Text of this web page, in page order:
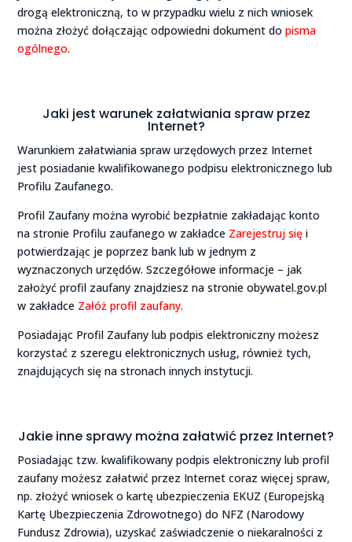
drogą elektroniczną, to w przypadku wielu z nich wniosek
można złożyć dołączając odpowiedni dokument dopisma
ogólnego.
Jaki jest warunek załatwiania spraw przez
Internet?
Warunkiem załatwiania spraw urzędowych przez Internet
jest posiadanie kwalifikowanego podpisu elektronicznego lub
Profilu Zaufanego.
Profil Zaufany można wyrobić bezpłatnie zakładając konto
na stronie Profilu zaufanego w zakładce Zarejestruj się i
potwierdzając je poprzez bank lub w jednym z
wyznaczonych urzędów. Szczegółowe informacje – jak
założyć profil zaufany znajdziesz na stronie obywatel.gov.pl
w zakładce Załóż profil zaufany.
Posiadając Profil Zaufany lub podpis elektroniczny możesz
korzystać z szeregu elektronicznych usług, również tych,
znajdujących się na stronach innych instytucji.
Jakie inne sprawy można załatwić przez Internet?
Posiadając tzw. kwalifikowany podpis elektroniczny lub profil
zaufany możesz załatwić przez Internet coraz więcej spraw,
np. złożyć wniosek o kartę ubezpieczenia EKUZ (Europejską
Kartę Ubezpieczenia Zdrowotnego) do NFZ (Narodowy
Fundusz Zdrowia), uzyskać zaświadczenie o niekaralności z